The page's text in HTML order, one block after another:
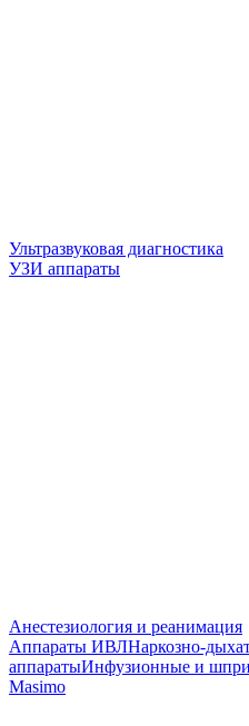
Ультразвуковая диагностика
УЗИ аппараты
Анестезиология и реанимация
Аппараты ИВЛНаркозно-
аппаратыИнфузионные и
Masimo